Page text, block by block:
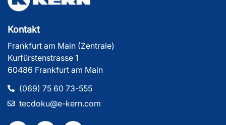
Kontakt
Frankfurt am Main (Zentrale)
Kurfürstenstrasse 1
60486 Frankfurt am Main
(069) 75 60 73-555
tecdoku@e-kern.com